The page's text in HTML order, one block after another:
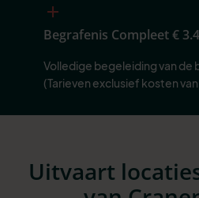
Begrafenis Compleet€
Volledige begeleiding van de
(Tarieven exclusief kosten
Uitvaart